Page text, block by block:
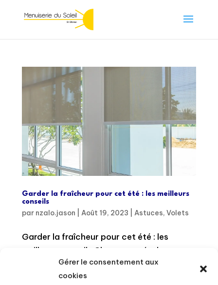
Gérer le consentement aux
cookies
Garder la fraîcheur pour cet été : les meilleurs
conseils
par nzalo.jason Août 19, 2023 Astuces, Volets
Garder la fraîcheur pour cet été : les
meilleurs conseils Chaque année, les
périodes de chaleur extrême deviennent de
plus en plus avérées, et même à l’intérieur